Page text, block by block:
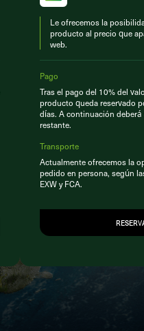
Le ofrecemos la
producto al precio que
web.
Pago
Tras el pago del 10% del
producto queda reservado
días. A continuación
restante.
Transporte
Actualmente ofrecemos la
pedido en persona, según
EXW y FCA.